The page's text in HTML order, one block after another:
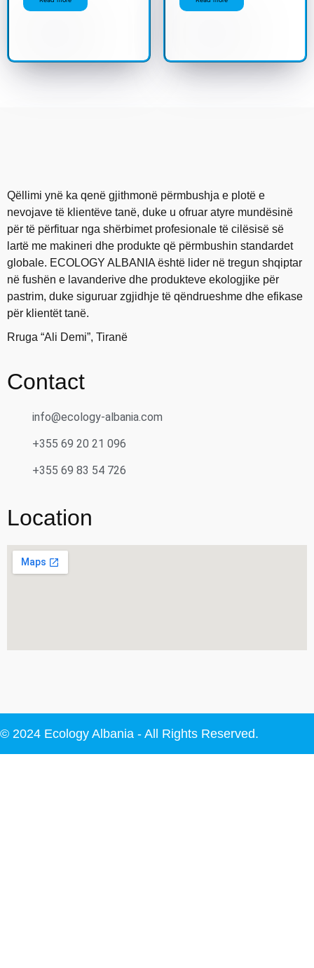
Qëllimi ynë ka qenë gjithmonë përmbushja e plotë e
nevojave të klientëve tanë, duke u ofruar atyre mundësinë
për të përfituar nga shërbimet profesionale të cilësisë së
lartë me makineri dhe produkte që përmbushin standardet
globale. ECOLOGY ALBANIA është lider në tregun shqiptar
në fushën e lavanderive dhe produkteve ekologjike për
pastrim, duke siguruar zgjidhje të qëndrueshme dhe efikase
për klientët tanë.
Rruga “Ali Demi”, Tiranë
Contact
info@ecology-albania.com
+355 69 20 21 096
+355 69 83 54 726
Location
© 2024 Ecology Albania - All Rights Reserved.